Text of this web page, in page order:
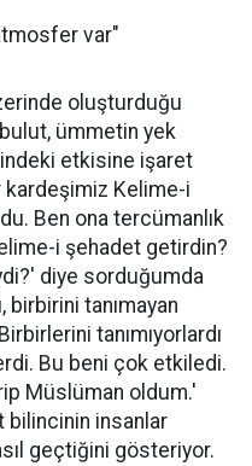
var"
oluşturduğu
ümmetin yek
etkisine işaret
kardeşimiz Kelime-i
Ben ona tercümanlık
i şehadet getirdin?
diye sorduğumda
birbirini tanımayan
tanımıyorlardı
Bu beni çok etkiledi.
Müslüman oldum.'
bilincinin insanlar
geçtiğini gösteriyor.